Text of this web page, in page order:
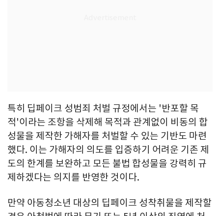
특히 딥페이크 성범죄 처벌 규정에서는 '반포할 목
적'이라는 조항을 삭제해 목적과 관계없이 비동의 합
성물을 제작한 가해자를 처벌할 수 있는 기반도 마련
했다. 이는 가해자의 의도를 입증하기 어려운 기존 제
도의 한계를 보완하고 모든 불법 합성물을 강력히 규
제하겠다는 의지를 반영한 것이다.
만약 아동청소년 대상의 딥페이크 성착취물을 제작할